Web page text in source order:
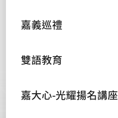
嘉義巡禮
雙語教育
嘉大心-光耀揚名講座